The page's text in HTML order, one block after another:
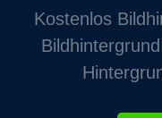
Kostenlos